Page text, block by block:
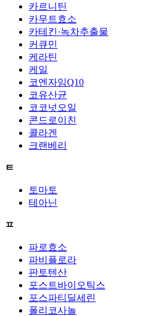
카르니틴
카무트효소
카테킨·녹차추출물
커큐민
케라틴
케일
코엔자임Q10
코유산균
코코넛오일
콘드로이친
콜라겐
크랜베리
ㅌ
토마토
테아닌
ㅍ
파로효소
파비플로라
판토텐산
포스트바이오틱스
포스파티딜세린
폴리코사놀